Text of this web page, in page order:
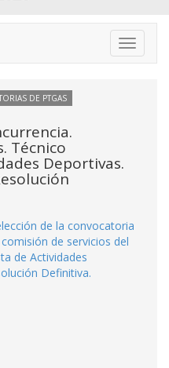
Toggle
DE PTGAS
Técnico
Deportivas.
de la convocatoria
de servicios del
de Actividades
Definitiva.